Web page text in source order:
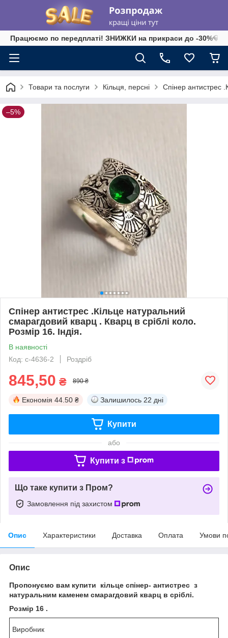
Працюємо по передплаті! ЗНИЖКИ на прикраси до -30%💎
Товари та послуги Кільця, персні Спінер антистрес
–5%
Спінер антистрес .Кільце натуральний
смарагдовий кварц . Кварц в сріблі коло.
Розмір 16. Індія.
В наявності
Код: с-4636-2
Роздріб
845,50 ₴ 890 ₴
Економія 44.50 ₴ Залишилось 22 дні
Купити
або
Купити з
Що таке купити з Пром?
Замовлення під захистом
Опис Характеристики Доставка Оплата Умови
Опис
Пропонуємо вам купити кільце спінер- антистрес з
натуральним каменем смарагдовий кварц в сріблі.
Розмір 16 .
Виробник